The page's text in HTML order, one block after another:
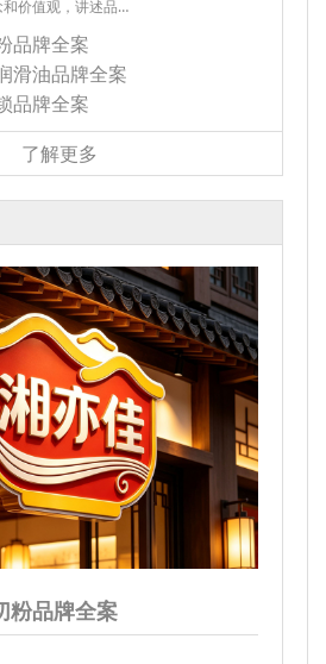
价值观，讲述品…
品牌全案
滑油品牌全案
品牌全案
了解更多
粉品牌全案